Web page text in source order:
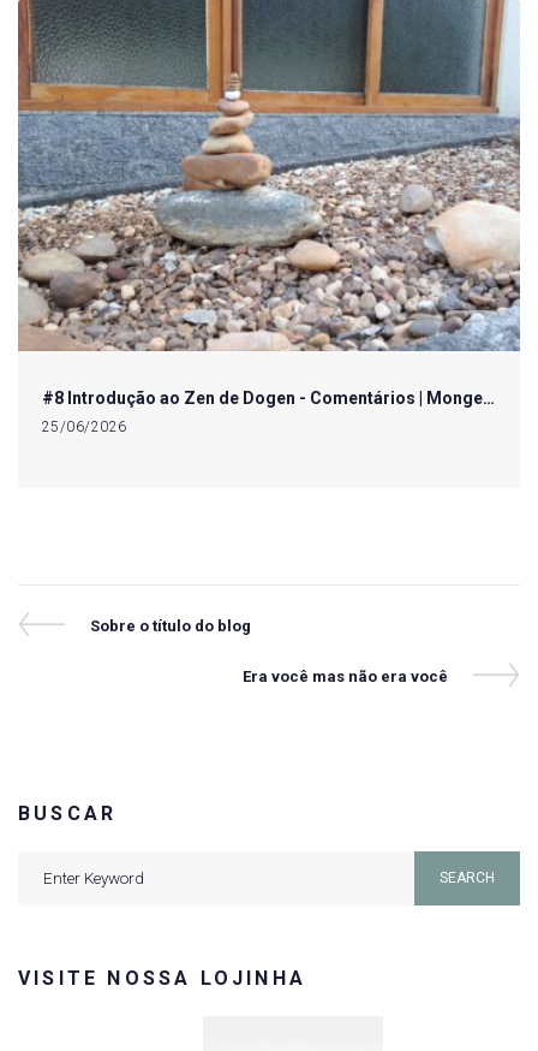
#8 Introdução ao Zen de Dogen - Comentários | Monge…
25/06/2026
Navegação
Previous
Sobre o título do blog
Next
Era você mas não era você
BUSCAR
SEARCH
VISITE NOSSA LOJINHA